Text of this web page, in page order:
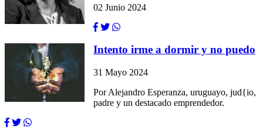
02 Junio 2024
Intento irme a dormir y no puedo
31 Mayo 2024
Por Alejandro Esperanza, uruguayo, jud{io,
padre y un destacado emprendedor.